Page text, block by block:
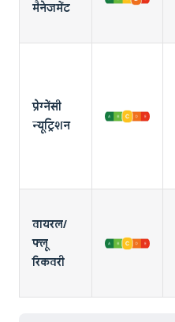
मैनेजमेंट
प्रेग्नेंसी
न्यूट्रिशन
वायरल/
फ्लू
रिकवरी